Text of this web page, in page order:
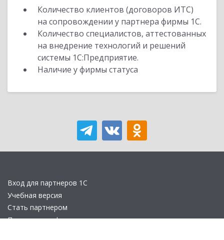
Количество клиентов (договоров ИТС)
на сопровождении у партнера фирмы 1С.
Количество специалистов, аттестованных
на внедрение технологий и решений
системы 1С:Предприятие.
Наличие у фирмы статуса
Вход для партнеров 1С
Учебная версия
Стать партнером
Политика конфиденциальности